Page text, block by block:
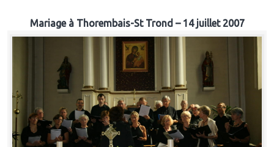
Mariage à Thorembais-St Trond – 14 juillet 2007